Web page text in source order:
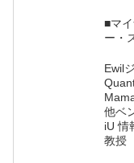
■マ
ー・
Ewil
他ベ
iU 情
教授